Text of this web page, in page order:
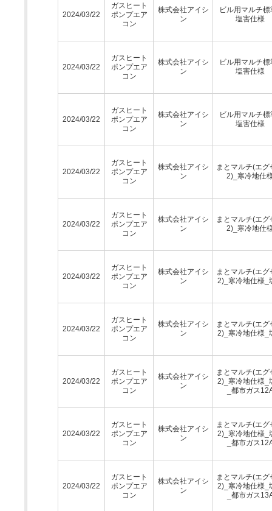
2024/03/22
ガスヒート
ポンプエア
コン
株式会社アイシ
ン
ビル用マルチ標
塩害仕様
2024/03/22
ガスヒート
ポンプエア
コン
株式会社アイシ
ン
ビル用マルチ標
塩害仕様
2024/03/22
ガスヒート
ポンプエア
コン
株式会社アイシ
ン
ビル用マルチ標
塩害仕様
2024/03/22
ガスヒート
ポンプエア
コン
株式会社アイシ
ン
まとマルチ(エグ
2)_寒冷地仕
2024/03/22
ガスヒート
ポンプエア
コン
株式会社アイシ
ン
まとマルチ(エグ
2)_寒冷地仕
2024/03/22
ガスヒート
ポンプエア
コン
株式会社アイシ
ン
まとマルチ(エグ
2)_寒冷地仕様_
2024/03/22
ガスヒート
ポンプエア
コン
株式会社アイシ
ン
まとマルチ(エグ
2)_寒冷地仕様_
2024/03/22
ガスヒート
ポンプエア
コン
株式会社アイシ
ン
まとマルチ(エグ
2)_寒冷地仕様_
_都市ガス
2024/03/22
ガスヒート
ポンプエア
コン
株式会社アイシ
ン
まとマルチ(エグ
2)_寒冷地仕様_
_都市ガス
2024/03/22
ガスヒート
ポンプエア
コン
株式会社アイシ
ン
まとマルチ(エグ
2)_寒冷地仕様_
_都市ガス